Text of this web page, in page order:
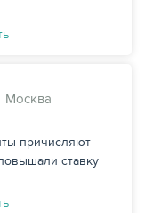
Москва
причисляют
ставку